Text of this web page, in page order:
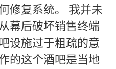
修复系统。 我并未
幕后破坏销售终端
设施过于粗疏的意
的这个酒吧是当地